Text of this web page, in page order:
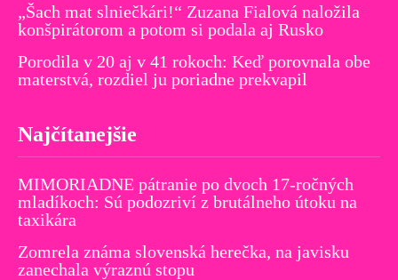
„Šach mat slniečkári!“ Zuzana Fialová naložila
konšpirátorom a potom si podala aj Rusko
Porodila v 20 aj v 41 rokoch: Keď porovnala obe
materstvá, rozdiel ju poriadne prekvapil
Najčítanejšie
MIMORIADNE pátranie po dvoch 17-ročných
mladíkoch: Sú podozriví z brutálneho útoku na
taxikára
Zomrela známa slovenská herečka, na javisku
zanechala výraznú stopu